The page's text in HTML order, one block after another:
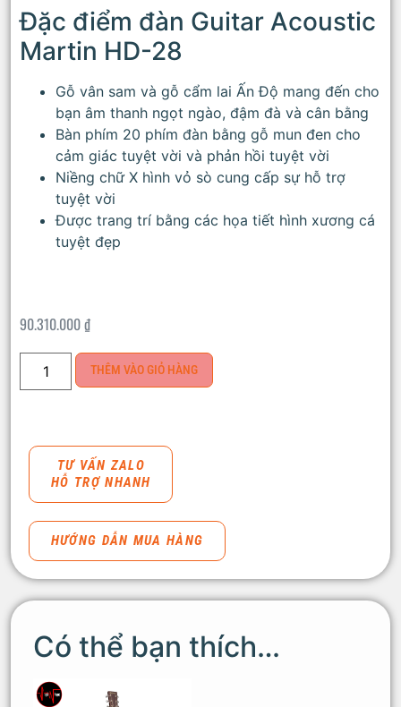
Đặc điểm đàn Guitar Acoustic
Martin HD-28
Gỗ vân sam và gỗ cẩm lai Ấn Độ mang đến cho
bạn âm thanh ngọt ngào, đậm đà và cân bằng
Bàn phím 20 phím đàn bằng gỗ mun đen cho
cảm giác tuyệt vời và phản hồi tuyệt vời
Niềng chữ X hình vỏ sò cung cấp sự hỗ trợ
tuyệt vời
Được trang trí bằng các họa tiết hình xương cá
tuyệt đẹp
90.310.000₫
THÊM VÀO GIỎ HÀNG
TƯ VẤN ZALO
HỖ TRỢ NHANH
HƯỚNG DẪN MUA HÀNG
Có thể bạn thích…